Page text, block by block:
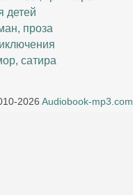
детей
проза
сатира
2026 Audiobook-mp3.com